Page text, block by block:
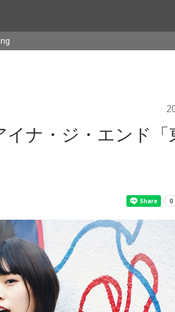
イナ・ジ・エンド